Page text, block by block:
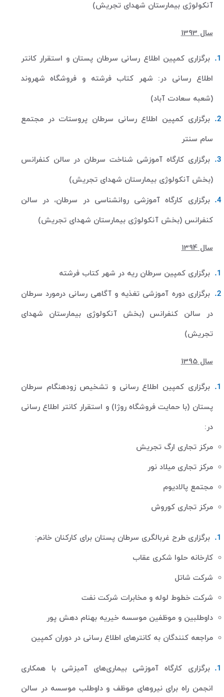
آنکولوژی بیمارستان شهدای تجریش)
سال 1393
برگزاری کمپین اطلاع رسانی سرطان پستان و استقرار کانتر
اطلاع رسانی در: شهر کتاب فرشته و فروشگاه شهروند
(شعبه سعادت آباد)
برگزاری کمپین اطلاع رسانی سرطان پروستات در مجتمع
سام سنتر
برگزاری کارگاه آموزشی شناخت سرطان در سالن کنفرانس
(بخش آنکولوژی بیمارستان شهدای تجریش)
برگزاری کارگاه آموزشی روانشناسی در سرطان، در سالن
کنفرانس (بخش آنکولوژی بیمارستان شهدای تجریش)
سال 1394
برگزاری کمپین سرطان ریه در شهر کتاب فرشته
برگزاری دوره آموزشی تغذیه و آگاهی رسانی درمورد سرطان
در سالن کنفرانس (بخش آنکولوژی بیمارستان شهدای
تجریش)
سال 1395
برگزاری کمپین اطلاع رسانی و تشخیص زودهنگام سرطان
پستان (با حمایت فروشگاه روژا)و استقرار کانتر اطلاع رسانی
در:
مرکز تجاری ارگ تجریش
مرکز تجاری میلاد نور
مجتمع پالادیوم
مرکز تجاری کوروش
برگزاری طرح غربالگری سرطان پستان برای کارکنان خانم:
کارخانه حلوا شکری عقاب
شرکت شاتل
شرکت خطوط لوله و مخابرات شرکت نفت
داوطلبین و موظفین موسسه خیریه بهنام دهش پور
مراجعه کنندگان به کانترهای اطلاع رسانی در دوران کمپین
برگزاری کارگاه آموزشی بیماری‌های آمیزشی با همکاری
انجمن راه برای نیروهای موظف و داوطلب موسسه در سالن